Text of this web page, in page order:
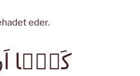
eder.
كَمَۤا